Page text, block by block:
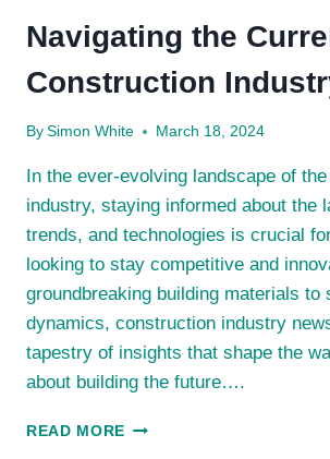
Navigating the
Construction
By Simon White March 18, 2024
In the ever-evolving landscape of
industry, staying informed about the
trends, and technologies is crucial
looking to stay competitive and
groundbreaking building materials to
dynamics, construction industry
tapestry of insights that shape the
about building the future….
READ MORE NAVIGATING